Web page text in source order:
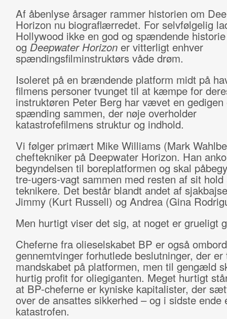
Af åbenlyse årsager rammer historien om
Horizon nu biograflærredet. For selvfølgelig
Hollywood ikke en god og spændende
og Deepwater Horizon er vitterligt enhver
spændingsfilminstruktørs våde drøm.
Isoleret på en brændende platform midt på
filmens personer tvunget til at kæmpe for
instruktøren Peter Berg har vævet en gedigen
spænding sammen, der nøje overholder
katastrofefilmens struktur og indhold.
Vi følger primært Mike Williams (Mark
cheftekniker på Deepwater Horizon. Han
begyndelsen til boreplatformen og skal
tre-ugers-vagt sammen med resten af sit hold
teknikere. Det består blandt andet af
Jimmy (Kurt Russell) og Andrea (Gina
Men hurtigt viser det sig, at noget er grueligt
Cheferne fra olieselskabet BP er også
gennemtvinger forhutlede beslutninger, der
mandskabet på platformen, men til gengæld
hurtig profit for oliegiganten. Meget hurtigt
at BP-cheferne er kyniske kapitalister, der
over de ansattes sikkerhed – og i sidste ende
katastrofen.